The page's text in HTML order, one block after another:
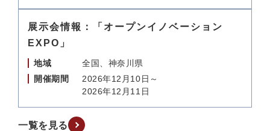
展示会情報：「オープンイノベーション
EXPO」
地域
全国、神奈川県
開催期間
2026年12月10日～
2026年12月11日
一覧を見る